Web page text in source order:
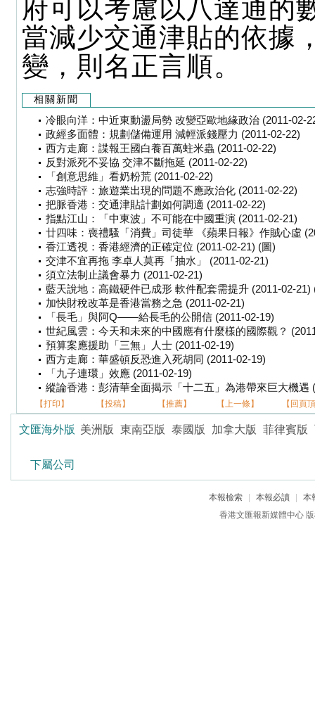
府可以考慮以八達通的
當減少交通津貼的依據
變，則名正言順。
相關新聞
冷眼向洋：中近東動盪局勢 改變亞歐地緣政治 (2011-02-
政經多面體：規劃儲備運用 減輕派錢壓力 (2011-02-22)
西方走廊：諜報王國白養百萬蛀米蟲 (2011-02-22)
反對派死不妥協 交津不斷拖延 (2011-02-22)
「創意思維」看奶粉荒 (2011-02-22)
志強時評：旅遊業出現的問題不應政治化 (2011-02-22)
把脈香港：交通津貼計劃如何調適 (2011-02-22)
指點江山：「中東波」不可能在中國重演 (2011-02-21)
廿四味：喪禮騷「消費」司徒華 《蘋果日報》作賊心虛
香江透視：香港經濟的正確定位 (2011-02-21) (圖)
交津不宜再拖 李卓人莫再「抽水」 (2011-02-21)
須立法制止議會暴力 (2011-02-21)
藍天說地：高鐵硬件已成形 軟件配套需提升 (2011-02-21)
加快財稅改革是香港當務之急 (2011-02-21)
「長毛」與阿Q——給長毛的公開信 (2011-02-19)
世紀風雲：今天和未來的中國應有什麼樣的國際觀？
預算案應援助「三無」人士 (2011-02-19)
西方走廊：華盛頓反恐進入死胡同 (2011-02-19)
「九子連環」效應 (2011-02-19)
縱論香港：彭清華全面揭示「十二五」為港帶來巨大機遇
【打印】 【投稿】 【推薦】 【上一條】 【回頁
文匯海外版 美洲版 東南亞版 泰國版 加拿大版 菲律賓版
下屬公司
本報檢索 本報必讀
本
香港文匯報新媒體中心